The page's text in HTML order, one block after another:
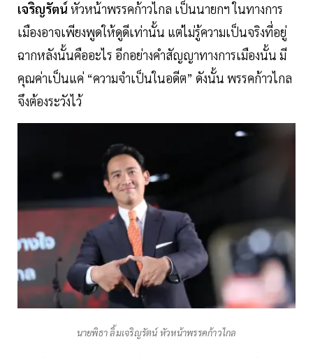
เจริญรัตน์ หัวหน้าพรรคก้าวไกล เป็นนายกฯ ในทางการ
เมืองอาจเพียงพูดให้ดูดีเท่านั้น แต่ไม่รู้ความเป็นจริงที่อยู่
ฉากหลังนั้นคืออะไร อีกอย่างคำสัญญาทางการเมืองนั้น มี
คุณค่าเป็นแค่ “ความจำเป็นในอดีต” ดังนั้น พรรคก้าวไกล
จึงต้องระวังไว้
นายพิธา ลิ้มเจริญรัตน์ หัวหน้าพรรคก้าวไกล